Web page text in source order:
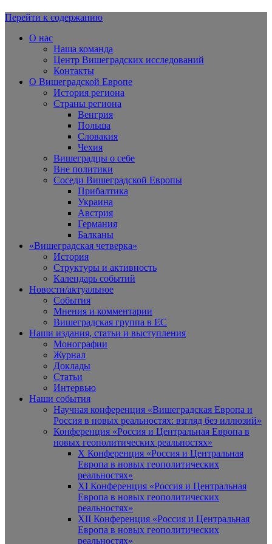
Вишеградская Европа
Перейти к содержанию
О нас
Наша команда
Центр Вишеградских исследований
Контакты
О Вишеградской Европе
История региона
Страны региона
Венгрия
Польша
Словакия
Чехия
Вишеградцы о себе
Вне политики
Соседи Вишеградской Европы
Прибалтика
Украина
Австрия
Германия
Балканы
«Вишеградская четверка»
История
Структуры и активность
Календарь событий
Новости/актуальное
События
Мнения и комментарии
Вишеградская группа в ЕС
Наши издания, статьи и выступления
Монографии
Журнал
Доклады
Статьи
Интервью
Наши события
Научная конференция «Вишеградская Европа и
Россия в новых реальностях: взгляд без иллюзий»
Конференция «Россия и Центральная Европа в
новых геополитических реальностях»
X Конференция «Россия и Центральная
Европа в новых геополитических
реальностях»
XI Конференция «Россия и Центральная
Европа в новых геополитических
реальностях»
XII Конференция «Россия и Центральная
Европа в новых геополитических
реальностях»